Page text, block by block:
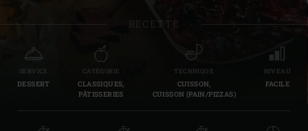
RECETTE
SERVICE
DESSERT
CATÉGORIE
CLASSIQUES,
PÂTISSERIES
TECHNIQUE
CUISSON,
CUISSON (PAIN/PIZZAS)
NIVEAU
FACILE